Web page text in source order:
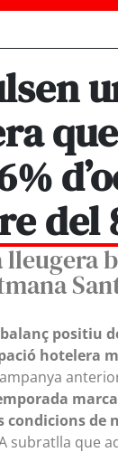
del
positiu
hotelera
de
subratlla que